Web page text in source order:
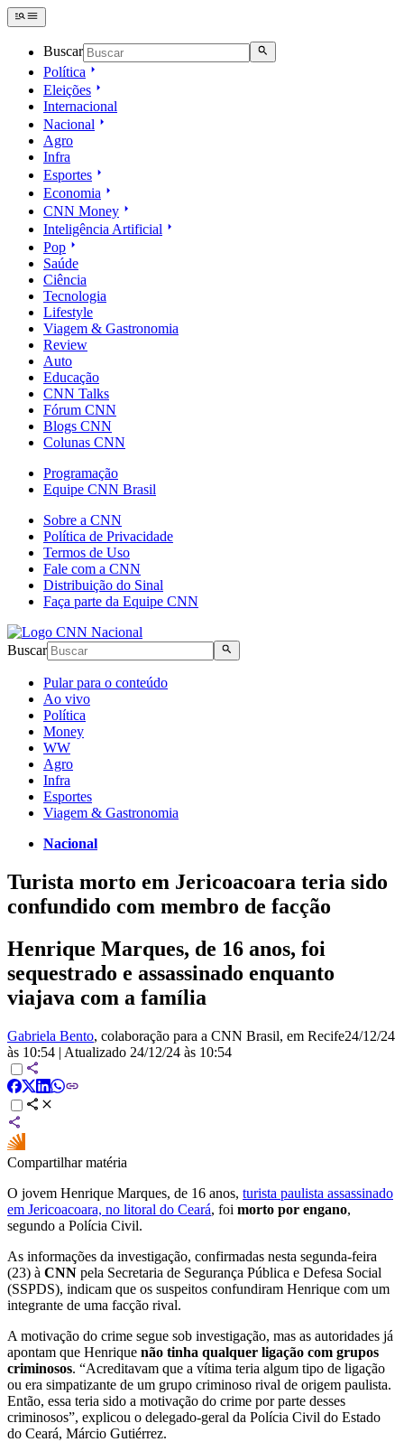
Buscar
Política
Eleições
Internacional
Nacional
Agro
Infra
Esportes
Economia
CNN Money
Inteligência Artificial
Pop
Saúde
Ciência
Tecnologia
Lifestyle
Viagem & Gastronomia
Review
Auto
Educação
CNN Talks
Fórum CNN
Blogs CNN
Colunas CNN
Programação
Equipe CNN Brasil
Sobre a CNN
Política de Privacidade
Termos de Uso
Fale com a CNN
Distribuição do Sinal
Faça parte da Equipe CNN
Buscar
Pular para o conteúdo
Ao vivo
Política
Money
WW
Agro
Infra
Esportes
Viagem & Gastronomia
Nacional
Turista morto em Jericoacoara teria sido
confundido com membro de facção
Henrique Marques, de 16 anos, foi
sequestrado e assassinado enquanto
viajava com a família
Gabriela Bento, colaboração para a CNN Brasil, em Recife24/12/24
às 10:54 | Atualizado 24/12/24 às 10:54
Compartilhar matéria
O jovem Henrique Marques, de 16 anos, turista paulista assassinado
em Jericoacoara, no litoral do Ceará, foi morto por engano,
segundo a Polícia Civil.
As informações da investigação, confirmadas nesta segunda-feira
(23) à CNN pela Secretaria de Segurança Pública e Defesa Social
(SSPDS), indicam que os suspeitos confundiram Henrique com um
integrante de uma facção rival.
A motivação do crime segue sob investigação, mas as autoridades já
apontam que Henrique não tinha qualquer ligação com grupos
criminosos. “Acreditavam que a vítima teria algum tipo de ligação
ou era simpatizante de um grupo criminoso rival de origem paulista.
Então, essa teria sido a motivação do crime por parte desses
criminosos”, explicou o delegado-geral da Polícia Civil do Estado
do Ceará, Márcio Gutiérrez.